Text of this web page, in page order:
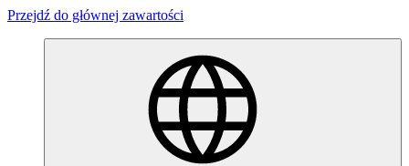
Przejdź do głównej zawartości